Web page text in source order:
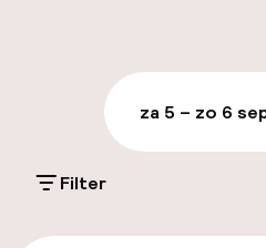
€ 5,00 per dag
Openbaar parkeren
Toegankelijkheid
za 5 – zo 6
Filter